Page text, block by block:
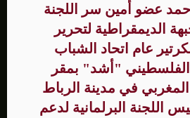
عضو أمين سر اللجنة
الديمقراطية لتحرير
عام اتحاد الشباب
الفلسطيني "أشد" بمقر
في مدينة الرباط
رئيس اللجنة البرلمانية لدعم